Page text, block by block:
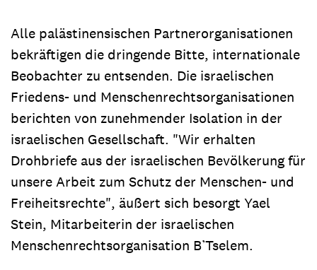
Alle palästinensischen Partnerorganisationen
bekräftigen die dringende Bitte, internationale
Beobachter zu entsenden. Die israelischen
Friedens- und Menschenrechtsorganisationen
berichten von zunehmender Isolation in der
israelischen Gesellschaft. "Wir erhalten
Drohbriefe aus der israelischen Bevölkerung für
unsere Arbeit zum Schutz der Menschen- und
Freiheitsrechte", äußert sich besorgt Yael
Stein, Mitarbeiterin der israelischen
Menschenrechtsorganisation B’Tselem.